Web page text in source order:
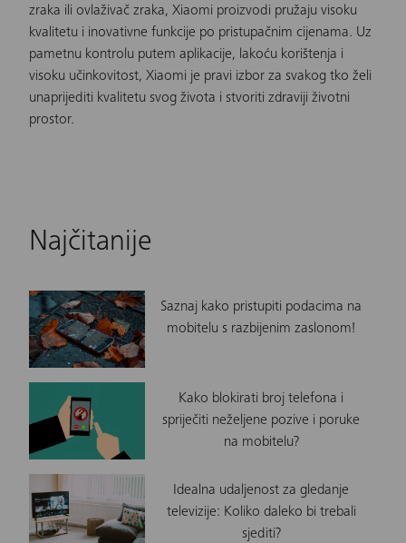
zraka ili ovlaživač zraka, Xiaomi proizvodi pružaju visoku
kvalitetu i inovativne funkcije po pristupačnim cijenama. Uz
pametnu kontrolu putem aplikacije, lakoću korištenja i
visoku učinkovitost, Xiaomi je pravi izbor za svakog tko želi
unaprijediti kvalitetu svog života i stvoriti zdraviji životni
prostor.
Najčitanije
Saznaj kako pristupiti podacima na
mobitelu s razbijenim zaslonom!
Kako blokirati broj telefona i
spriječiti neželjene pozive i poruke
na mobitelu?
Idealna udaljenost za gledanje
televizije: Koliko daleko bi trebali
sjediti?